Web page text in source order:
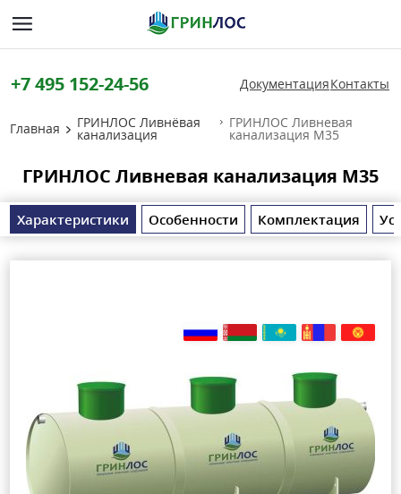
+7 495 152-24-56 ДокументацияКонтакты
Главная ГРИНЛОС Ливнёвая
канализация
ГРИНЛОС Ливневая
канализация М35
ГРИНЛОС Ливневая канализация М35
Характеристики Особенности Комплектация